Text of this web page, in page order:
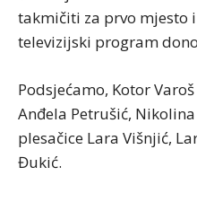
takmičiti za prvo mjesto
televizijski program
Podsjećamo, Kotor
Anđela Petrušić,
plesačice Lara Višnjić,
Đukić.